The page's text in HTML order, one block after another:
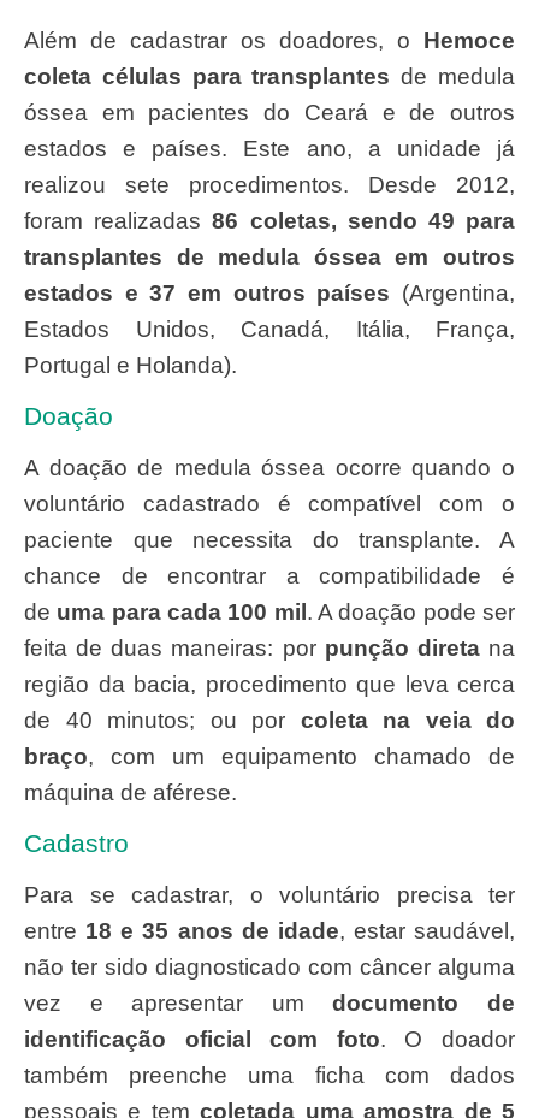
Além de cadastrar os doadores, o Hemoce
coleta células para transplantes de medula
óssea em pacientes do Ceará e de outros
estados e países. Este ano, a unidade já
realizou sete procedimentos. Desde 2012,
foram realizadas86 coletas, sendo 49 para
transplantes de medula óssea em outros
estados e 37 em outros países (Argentina,
Estados Unidos, Canadá, Itália, França,
Portugal e Holanda).
Doação
A doação de medula óssea ocorre quando o
voluntário cadastrado é compatível com o
paciente que necessita do transplante. A
chance de encontrar a compatibilidade é
de uma para cada 100 mil . A doação pode ser
feita de duas maneiras: por punção diretana
região da bacia, procedimento que leva cerca
de 40 minutos; ou por coleta na veia do
braço, com um equipamento chamado de
máquina de aférese.
Cadastro
Para se cadastrar, o voluntário precisa ter
entre 18 e 35 anos de idade, estar saudável,
não ter sido diagnosticado com câncer alguma
vez e apresentar umdocumento de
identificação oficial com foto. O doador
também preenche uma ficha com dados
pessoais e temcoletada uma amostra de 5